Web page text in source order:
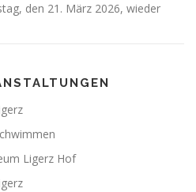
den 21. März 2026, wieder
Ligerz Hof